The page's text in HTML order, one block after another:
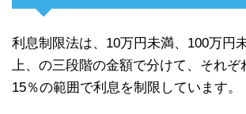
利息制限法は、10万円未満、100万円
上、の三段階の金額で分けて、それぞ
15％の範囲で利息を制限しています。